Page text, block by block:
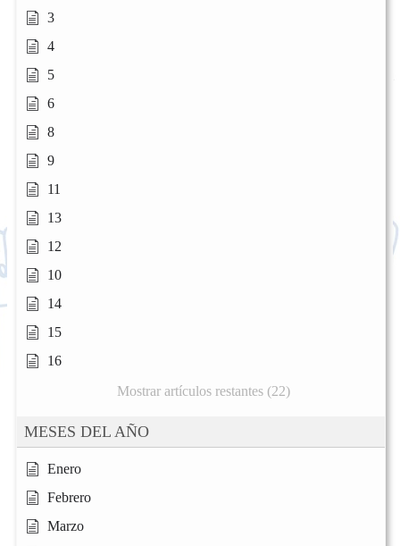
3
4
5
6
8
9
11
13
12
10
14
15
16
Mostrar artículos restantes (22)
MESES DEL AÑO
Enero
Febrero
Marzo